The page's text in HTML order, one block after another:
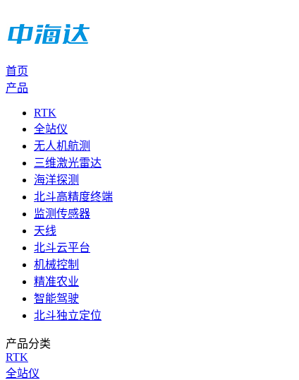
首页
产品
RTK
全站仪
无人机航测
三维激光雷达
海洋探测
北斗高精度终端
监测传感器
天线
北斗云平台
机械控制
精准农业
智能驾驶
北斗独立定位
产品分类
RTK
全站仪